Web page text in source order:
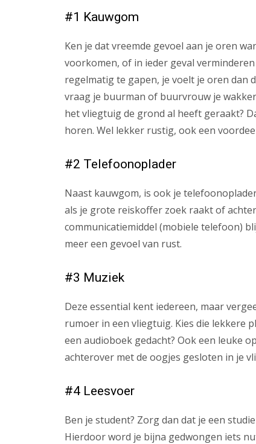
#1 Kauwgom
Ken je dat vreemde gevoel aan je oren
voorkomen, of in ieder geval
regelmatig te gapen, je voelt je oren dan
vraag je buurman of buurvrouw je
het vliegtuig de grond al heeft geraakt?
horen. Wel lekker rustig, ook een
#2 Telefoonoplader
Naast kauwgom, is ook je
als je grote reiskoffer zoek raakt of
communicatiemiddel (mobiele telefoon)
meer een gevoel van rust.
#3 Muziek
Deze essential kent iedereen, maar
rumoer in een vliegtuig. Kies die lekkere
een audioboek gedacht? Ook een leuke
achterover met de oogjes gesloten in je
#4 Leesvoer
Ben je student? Zorg dan dat je een
Hierdoor word je bijna gedwongen iets